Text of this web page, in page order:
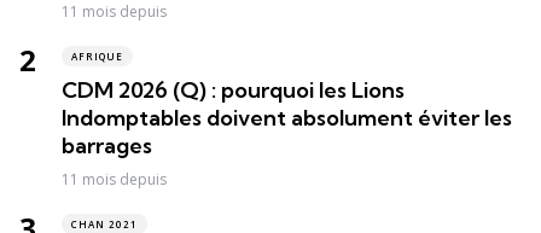
11 mois depuis
AFRIQUE
CDM 2026 (Q) : pourquoi les Lions
Indomptables doivent absolument éviter les
barrages
11 mois depuis
CHAN 2021